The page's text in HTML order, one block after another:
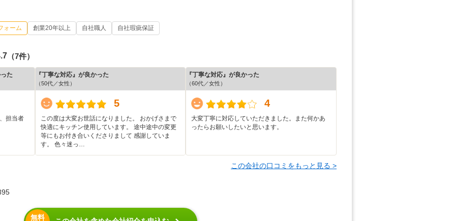
ォーム 創業20年以上 自社職人 自社瑕疵保証
（7件）
た
担当者
『丁寧な対応』が良かった
（50代／女性）
5
この度は大変お世話になりました。 おかげさまで
快適にキッチン使用しています。 途中途中の変更
等にもお付き合いくださりまして 感謝していま
す。 色々迷っ…
『丁寧な対応』が良かった
（60代／女性）
4
大変丁寧に対応していただきました。また何かあ
ったらお願いしたいと思います。
この会社の口コミをもっと見る >
無料